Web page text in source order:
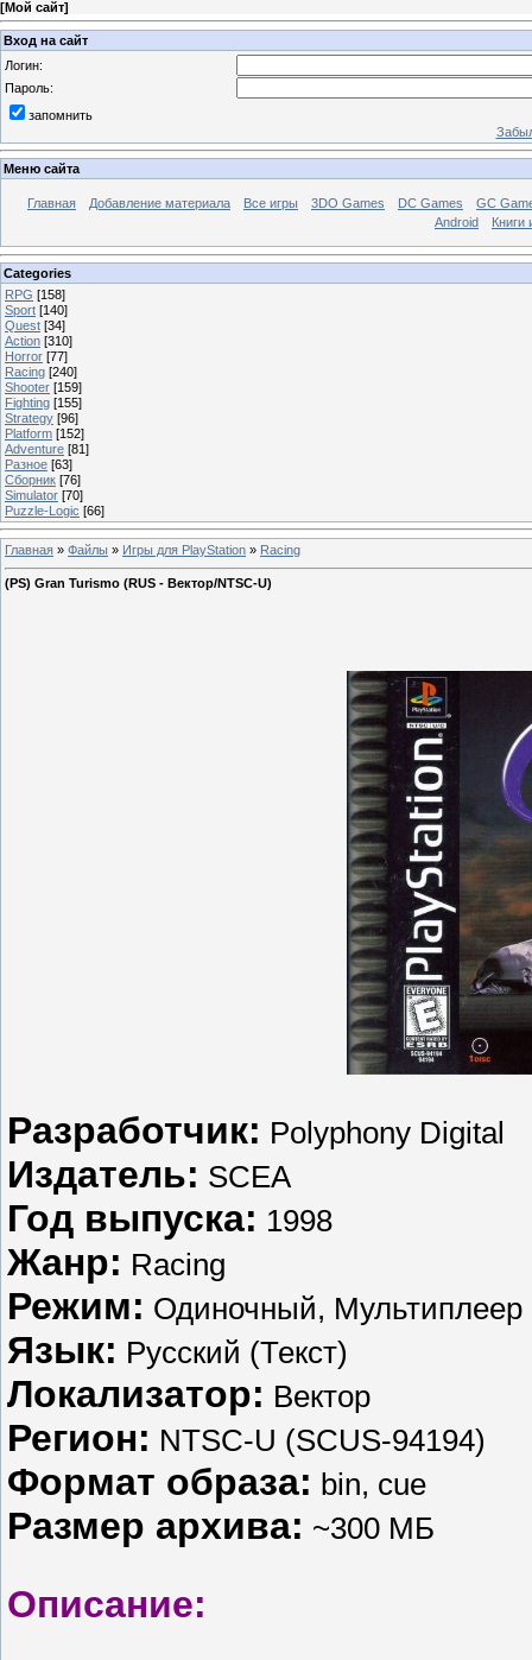
[Мой сайт]
Вход на сайт
Логин:
Пароль:
запомнить
Меню сайта
Главная Добавление материала Все игры 3DO Games DC Games
GC
Android
Книги
Categories
RPG [158]
Sport [140]
Quest [34]
Action [310]
Horror [77]
Racing [240]
Shooter [159]
Fighting [155]
Strategy [96]
Platform [152]
Adventure [81]
Разное [63]
Сборник [76]
Simulator [70]
Puzzle-Logic [66]
Главная » Файлы » Игры для PlayStation » Racing
(PS) Gran Turismo (RUS - Вектор/NTSC-U)
Разработчик: Polyphony Digital
Издатель: SCEA
Год выпуска: 1998
Жанр: Racing
Режим: Одиночный, Мультиплеер
Язык: Русский (Текст)
Локализатор: Вектор
Регион: NTSC-U (SCUS-94194)
Формат образа: bin, cue
Размер архива: ~300 МБ
Описание: